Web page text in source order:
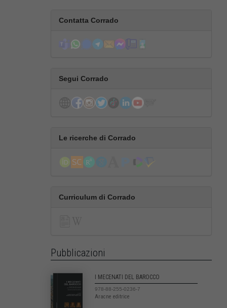
Contatta Corrado
Segui Corrado
Le ricerche di Corrado
Curriculum di Corrado
Pubblicazioni
I MECENATI DEL BAROCCO
978-88-255-0236-7
Aracne editrice